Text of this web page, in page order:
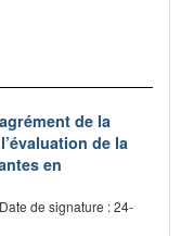
de la
de la
en
Date de signature : 24-